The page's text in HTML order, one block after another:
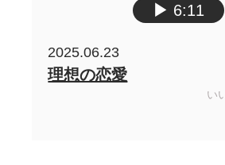
▶︎ 6:11
2025.06.23
理想の恋愛
い